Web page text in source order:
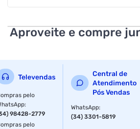
Aproveite e compre
Televendas
pelo
:
98428-2779
pelo
Central de
Atendimento
Pós Vendas
WhatsApp:
(34) 3301-5819